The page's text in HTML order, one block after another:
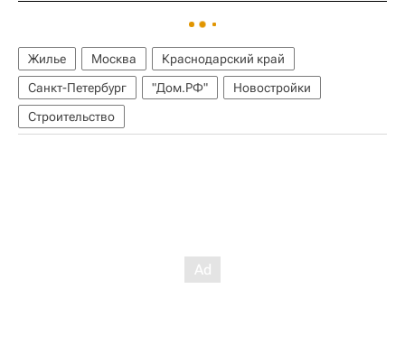
Жилье Москва
Краснодарский край
Санкт-Петербург
"Дом.РФ"
Новостройки
Строительство